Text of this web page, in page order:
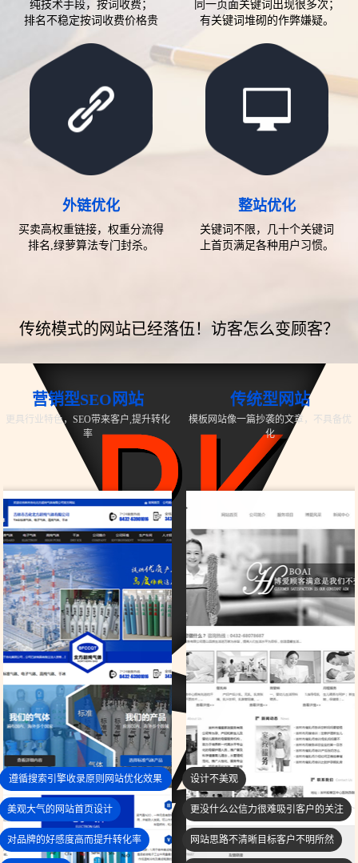
纯技术手段，按词收费；
排名不稳定按词收费价格贵
同一页面关键词出现很多次；
有关键词堆砌的作弊嫌疑。
外链优化
买卖高权重链接，权重分流得
排名,绿萝算法专门封杀。
整站优化
关键词不限，几十个关键词
上首页满足各种用户习惯。
传统模式的网站已经落伍！访客怎么变顾客？
营销型SEO网站
更具行业特色，SEO带来客户,提升转化
率
遵循搜索引擎收录原则网站优化效果
更好
美观大气的网站首页设计
对品牌的好感度高而提升转化率
传统型网站
模板网站像一篇抄袭的文章，不具备优
化
设计不美观
更没什么公信力很难吸引客户的关注
网站思路不清晰目标客户不明所然